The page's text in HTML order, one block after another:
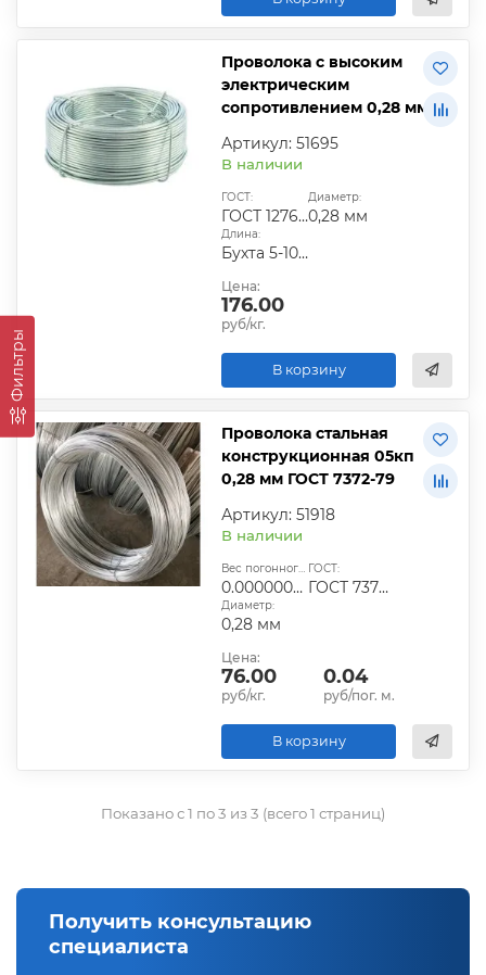
Фильтры
Проволока с высоким
электрическим
сопротивлением 0,28 мм
Артикул: 51695
В наличии
ГОСТ:
ГОСТ 12766.1-90
Диаметр:
0,28 мм
Длина:
Бухта 5-10 кг
Цена:
176.00
руб/кг.
В корзину
Проволока стальная
конструкционная 05кп
0,28 мм ГОСТ 7372-79
Артикул: 51918
В наличии
Вес погонного метра, т.:
0.000000483336
ГОСТ:
ГОСТ 7372-79
Диаметр:
0,28 мм
Цена:
76.00
руб/кг.
0.04
руб/пог. м.
В корзину
Показано с 1 по 3 из 3 (всего 1 страниц)
Получить консультацию
специалиста